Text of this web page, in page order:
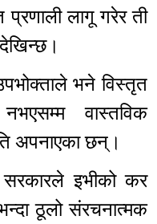
लागू गरेर ती
भने विस्तृत
वास्तविक
अपनाएका छन्।
इभीको कर
ठूलो संरचनात्मक